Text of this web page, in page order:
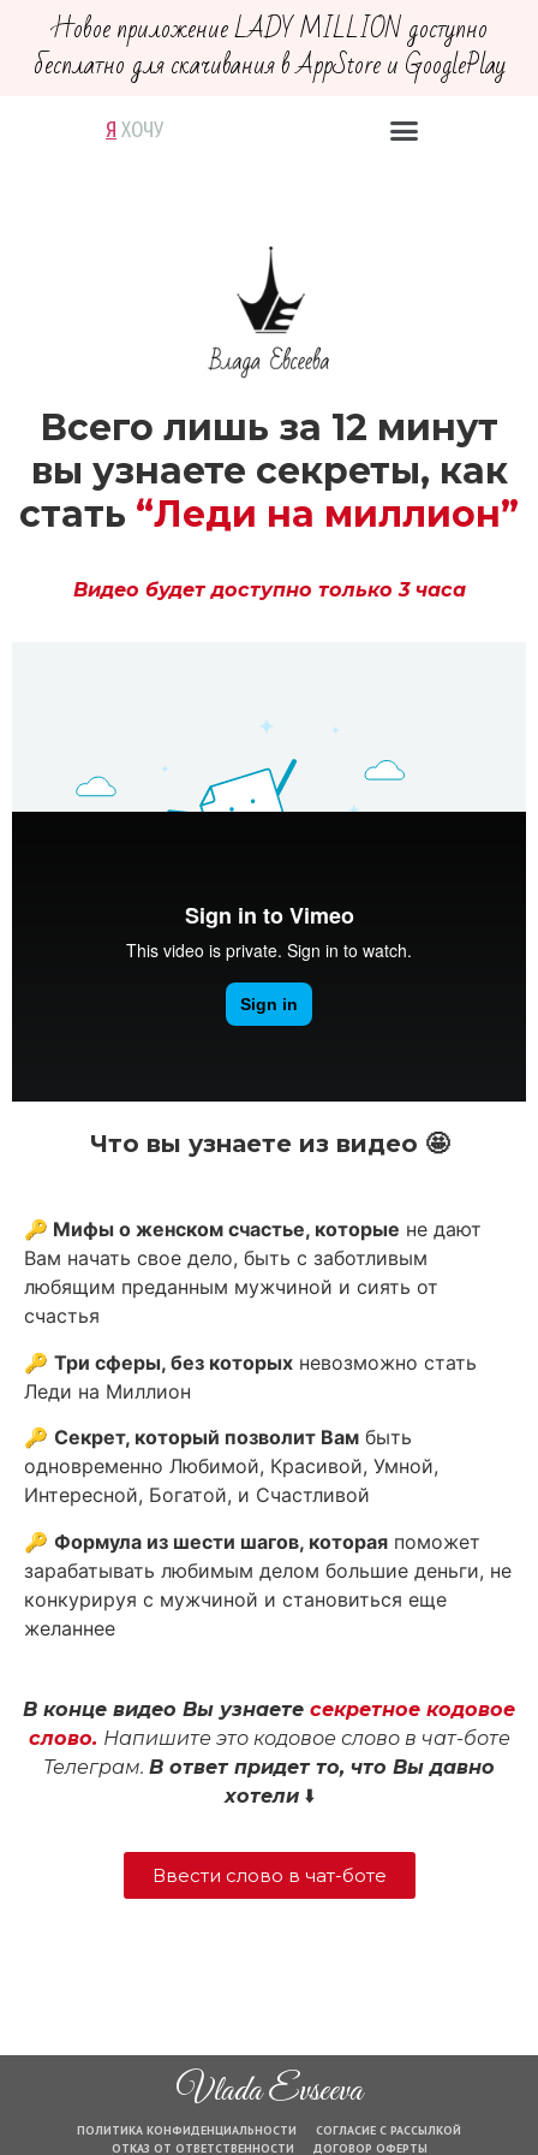
Новое приложение LADY MILLION доступно
бесплатно для скачивания в AppStore и GooglePlay
Я ВЕРЮ
ХОЧУ
МОГУ
ДЕЙС
Всего лишь за 12 минут
вы узнаете секреты, как
стать “Леди на миллион”
Видео будет доступно только 3 часа
Что вы узнаете из видео 🤩
🔑 Мифы о женском счастье, которые не дают
Вам начать свое дело, быть с заботливым
любящим преданным мужчиной и сиять от
счастья
🔑 Три сферы, без которых невозможно стать
Леди на Миллион
🔑 Секрет, который позволит Вам быть
одновременно Любимой, Красивой, Умной,
Интересной, Богатой, и Счастливой
🔑 Формула из шести шагов, которая поможет
зарабатывать любимым делом большие деньги, не
конкурируя с мужчиной и становиться еще
желаннее
В конце видео Вы узнаете секретное кодовое
слово. Напишите это кодовое слово в чат-боте
Телеграм. В ответ придет то, что Вы давно
хотели⬇️
Ввести слово в чат-боте
Vlada Evseeva
ПОЛИТИКА КОНФИДЕНЦИАЛЬНОСТИ
СОГЛАСИЕ С РАССЫЛКОЙ
ОТКАЗ ОТ ОТВЕТСТВЕННОСТИ
ДОГОВОР ОФЕРТЫ